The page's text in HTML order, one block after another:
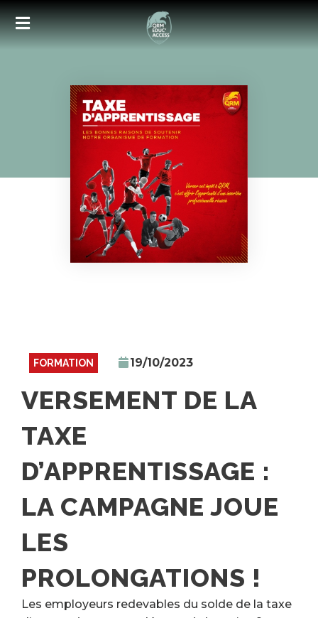
Accueil
Nos formations
Inscription
Documents
Taxe d’apprentissage
Médias
FORMATION 19/10/2023
VERSEMENT DE LA
TAXE
D’APPRENTISSAGE :
LA CAMPAGNE JOUE
LES
PROLONGATIONS !
Les employeurs redevables du solde de la taxe